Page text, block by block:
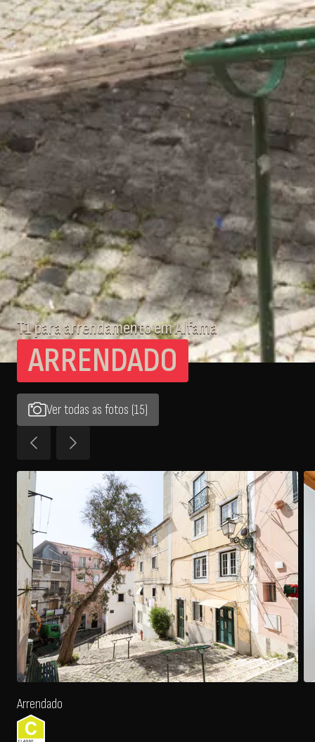
T1 para arrendamento em Alfama
ARRENDADO
Ver todas as fotos (15)
Arrendado